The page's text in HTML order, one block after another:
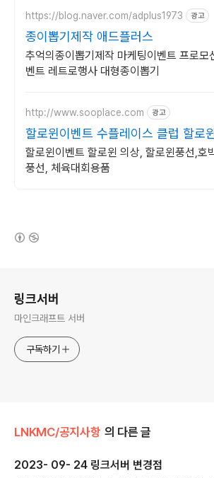
https://blog.naver.com/adplus1973 광고
종이뽑기제작 애드플러스
추억의종이뽑기제작 마케팅이벤트 프로모
벤트 레트로행사 대형종이뽑기
http://www.sooplace.com 광고
할로윈이벤트 수플레이스 클럽 할로
선
할로윈이벤트 할로윈 의상, 할로윈풍선,호
풍선, 체육대회용품
링크서버
마인크래프트 서버
구독하기
LNKMC/공지사항 의 다른 글
2023- 09- 24 링크서버 변경점